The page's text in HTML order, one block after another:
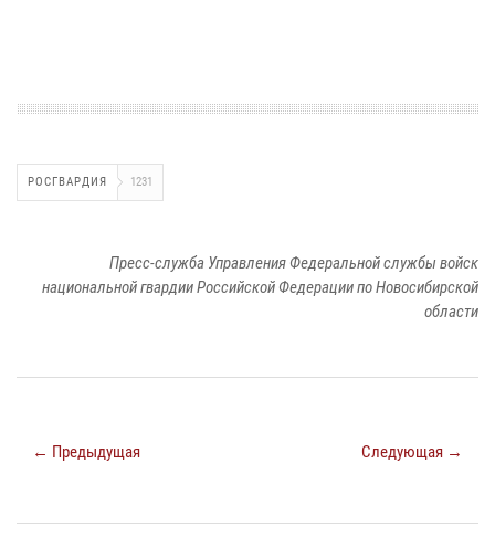
РОСГВАРДИЯ 1231
Пресс-служба Управления Федеральной службы войск
национальной гвардии Российской Федерации по Новосибирской
области
← Предыдущая Следующая →